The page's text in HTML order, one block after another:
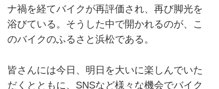
ナ禍を経てバイクが再評価され、再び脚光を
浴びている。そうした中で開かれるのが、こ
のバイクのふるさと浜松である。
皆さんには今日、明日を大いに楽しんでいた
だくとともに、SNSなど様々な機会でバイク